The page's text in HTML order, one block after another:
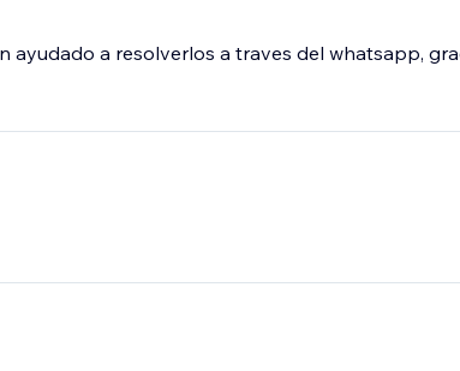
ayudado a resolverlos a traves del whatsapp,